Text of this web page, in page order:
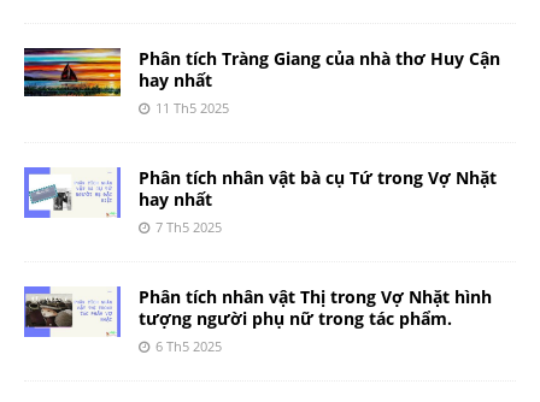
Phân tích Tràng Giang của nhà thơ Huy Cận
hay nhất
11 Th5 2025
Phân tích nhân vật bà cụ Tứ trong Vợ Nhặt
hay nhất
7 Th5 2025
Phân tích nhân vật Thị trong Vợ Nhặt hình
tượng người phụ nữ trong tác phẩm.
6 Th5 2025